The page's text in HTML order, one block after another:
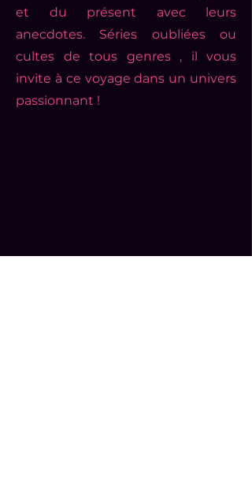
et du présent avec leurs
anecdotes. Séries oubliées ou
cultes de tous genres , il vous
invite à ce voyage dans un univers
passionnant !